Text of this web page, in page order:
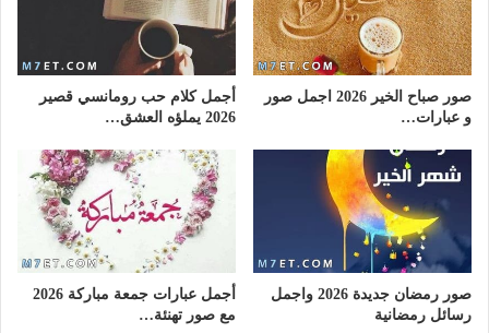
صور صباح الخير 2026 اجمل صور
و عبارات…
أجمل كلام حب رومانسي قصير
2026 يملؤه العشق…
صور رمضان جديدة 2026 واجمل
رسائل رمضانية
أجمل عبارات جمعة مباركة 2026
مع صور تهنئة…